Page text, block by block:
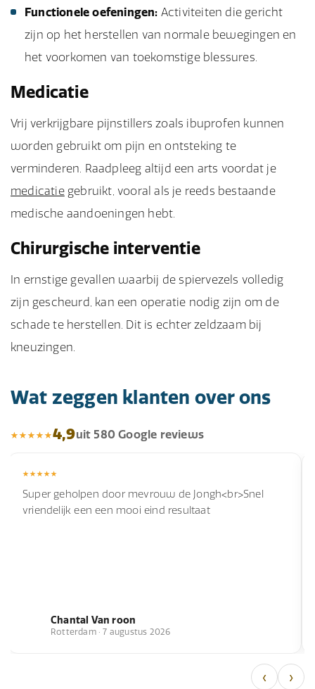
Functionele oefeningen: Activiteiten die gericht
zijn op het herstellen van normale bewegingen en
het voorkomen van toekomstige blessures.
Medicatie
Vrij verkrijgbare pijnstillers zoals ibuprofen kunnen
worden gebruikt om pijn en ontsteking te
verminderen. Raadpleeg altijd een arts voordat je
medicatiegebruikt, vooral als je reeds bestaande
medische aandoeningen hebt.
Chirurgische interventie
In ernstige gevallen waarbij de spiervezels volledig
zijn gescheurd, kan een operatie nodig zijn om de
schade te herstellen. Dit is echter zeldzaam bij
kneuzingen.
Wat zeggen klanten over ons
4,9uit 580 Google reviews
Super geholpen door mevrouw de Jongh<br>Snel
vriendelijk een een mooi eind resultaat
Chantal Van roon
Rotterdam · 7 augustus 2026
‹ ›